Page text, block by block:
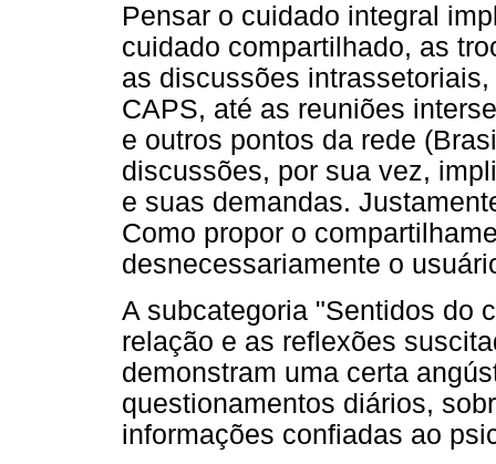
Pensar o cuidado integral
cuidado compartilhado, as
as discussões
CAPS, até as reuniões
e outros pontos da rede
discussões, por sua vez,
e suas demandas.
Como propor o
desnecessariamente o
A subcategoria "Sentidos do
relação e as reflexões
demonstram uma certa
questionamentos diários,
informações confiadas ao